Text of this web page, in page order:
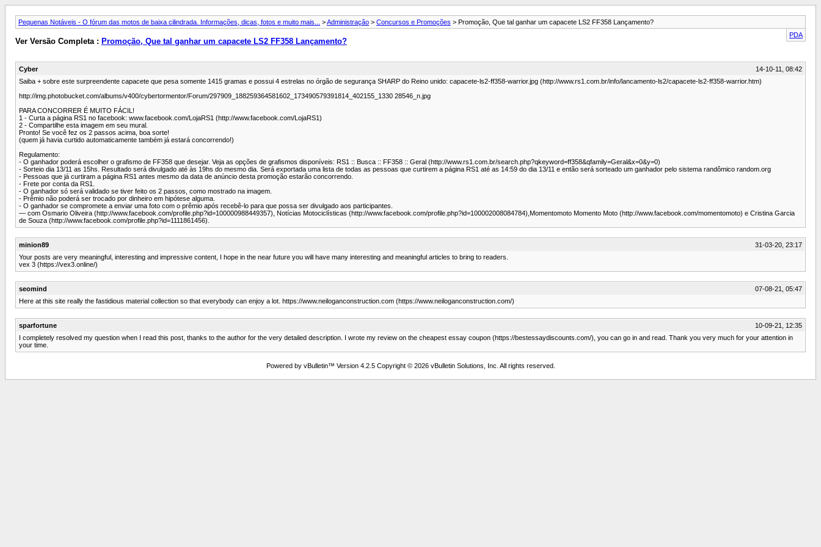
Pequenas Notáveis - O fórum das motos de baixa cilindrada. Informações, dicas, fotos e muito mais... >Administração > Concursos e Promoções > Promoção, Que tal ganhar um capacete LS2 FF358 Lançamento?
PDA
Ver Versão Completa : Promoção, Que tal ganhar um capacete LS2 FF358 Lançamento?
Cyber
14-10-11, 08:42
Saiba + sobre este surpreendente capacete que pesa somente 1415 gramas e possui 4 estrelas no órgão de segurança SHARP do Reino unido: capacete-ls2-ff358-warrior.jpg (http://www.rs1.com.br/info/lancamento-ls2/capacete-ls2-ff358-warrior.htm)
http://img.photobucket.com/albums/v400/cybertormentor/Forum/297909_188259364581602_173490579391814_402155_1330 28546_n.jpg
PARA CONCORRER É MUITO FÁCIL!
1 - Curta a página RS1 no facebook: www.facebook.com/LojaRS1 (http://www.facebook.com/LojaRS1)
2 - Compartilhe esta imagem em seu mural.
Pronto! Se você fez os 2 passos acima, boa sorte!
(quem já havia curtido automaticamente também já estará concorrendo!)
Regulamento:
- O ganhador poderá escolher o grafismo de FF358 que desejar. Veja as opções de grafismos disponíveis: RS1 :: Busca :: FF358 :: Geral (http://www.rs1.com.br/search.php?qkeyword=ff358&qfamily=Geral&x=0&y=0)
- Sorteio dia 13/11 as 15hs. Resultado será divulgado até às 19hs do mesmo dia. Será exportada uma lista de todas as pessoas que curtirem a página RS1 até as 14:59 do dia 13/11 e então será sorteado um ganhador pelo sistema randômico random.org
- Pessoas que já curtiram a página RS1 antes mesmo da data de anúncio desta promoção estarão concorrendo.
- Frete por conta da RS1.
- O ganhador só será validado se tiver feito os 2 passos, como mostrado na imagem.
- Prêmio não poderá ser trocado por dinheiro em hipótese alguma.
- O ganhador se compromete a enviar uma foto com o prêmio após recebê-lo para que possa ser divulgado aos participantes.
— com Osmario Oliveira (http://www.facebook.com/profile.php?id=100000988449357), Notícias Motociclísticas (http://www.facebook.com/profile.php?id=100002008084784),Momentomoto Momento Moto (http://www.facebook.com/momentomoto) e Cristina Garcia
de Souza (http://www.facebook.com/profile.php?id=1111861456).
minion89
31-03-20, 23:17
Your posts are very meaningful, interesting and impressive content, I hope in the near future you will have many interesting and meaningful articles to bring to readers.
vex 3 (https://vex3.online/)
seomind
07-08-21, 05:47
Here at this site really the fastidious material collection so that everybody can enjoy a lot. https://www.neiloganconstruction.com (https://www.neiloganconstruction.com/)
sparfortune
10-09-21, 12:35
I completely resolved my question when I read this post, thanks to the author for the very detailed description. I wrote my review on the cheapest essay coupon (https://bestessaydiscounts.com/), you can go in and read. Thank you very much for your attention in
your time.
Powered by vBulletin™ Version 4.2.5 Copyright © 2026 vBulletin Solutions, Inc. All rights reserved.